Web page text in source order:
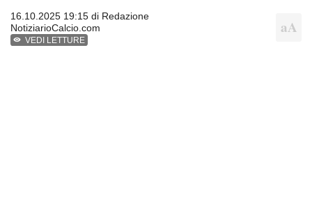
16.10.2025 19:15 di Redazione
NotiziarioCalcio.com
VEDI LETTURE